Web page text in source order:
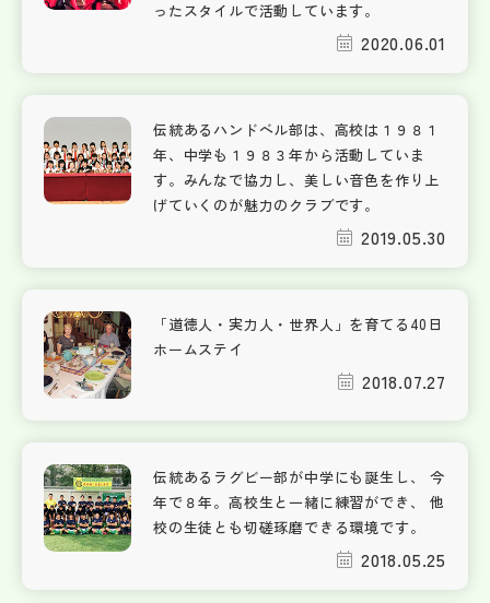
ったスタイルで活動しています。
2020.06.01
伝統あるハンドベル部は、高校は１９８１
年、中学も１９８３年から活動していま
す。みんなで協力し、美しい音色を作り上
げていくのが魅力のクラブです。
2019.05.30
「道徳人・実力人・世界人」を育てる40日
ホームステイ
2018.07.27
伝統あるラグビー部が中学にも誕生し、 今
年で８年。高校生と一緒に練習ができ、 他
校の生徒とも切磋琢磨できる環境です。
2018.05.25